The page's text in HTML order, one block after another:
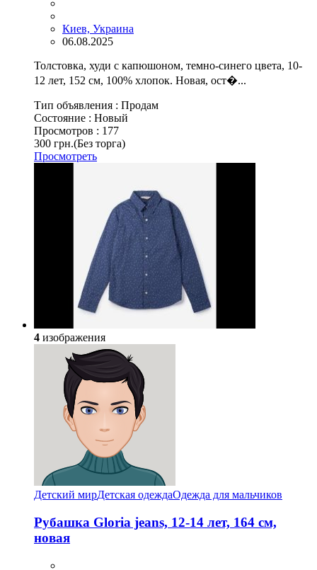
Киев, Украина
06.08.2025
Толстовка, худи с капюшоном, темно-синего цвета, 10-
12 лет, 152 см, 100% хлопок. Новая, ост�...
Тип объявления : Продам
Состояние : Новый
Просмотров : 177
300 грн.(Без торга)
Просмотреть
4 изображения
Детский мирДетская одеждаОдежда для мальчиков
Рубашка Gloria jeans, 12-14 лет, 164 см,
новая